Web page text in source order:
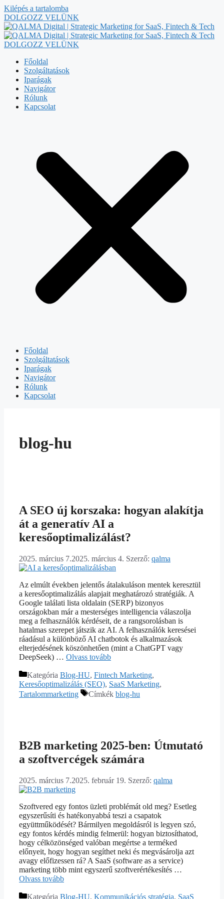
Kilépés a tartalomba
DOLGOZZ VELÜNK
DOLGOZZ VELÜNK
Főoldal
Szolgáltatások
Iparágak
Navigátor
Rólunk
Kapcsolat
Főoldal
Szolgáltatások
Iparágak
Navigátor
Rólunk
Kapcsolat
blog-hu
A SEO új korszaka: hogyan alakítja
át a generatív AI a
keresőoptimalizálást?
2025. március 7.2025. március 4. Szerző: qalma
Az elmúlt években jelentős átalakuláson mentek keresztül
a keresőoptimalizálás alapjait meghatározó stratégiák. A
Google találati lista oldalain (SERP) bizonyos
országokban már a mesterséges intelligencia válaszolja
meg a felhasználók kérdéseit, de a rangsorolásban is
hatalmas szerepet játszik az AI. A felhasználók keresései
ráadásul a különböző AI chatbotok és alkalmazások
elterjedésének köszönhetően (mint a ChatGPT vagy
DeepSeek) … Olvass tovább
Kategória Blog-HU, Fintech Marketing,
Keresőoptimalizálás (SEO), SaaS Marketing,
Tartalommarketing
Címkék blog-hu
B2B marketing 2025-ben: Útmutató
a szoftvercégek számára
2025. március 7.2025. február 19. Szerző: qalma
Szoftvered egy fontos üzleti problémát old meg? Esetleg
egyszerűsíti és hatékonyabbá teszi a csapatok
együttműködését? Bármilyen megoldásról is legyen szó,
egy fontos kérdés mindig felmerül: hogyan biztosíthatod,
hogy célközönséged valóban megértse a terméked
előnyeit, hogy hogyan segíthet neki és megvásárolja azt
avagy előfizessen rá? A SaaS (software as a service)
marketing több mint egyszerű szoftverértékesítés …
Olvass tovább
Kategória Blog-HU, Kommunikációs stratégia, SaaS